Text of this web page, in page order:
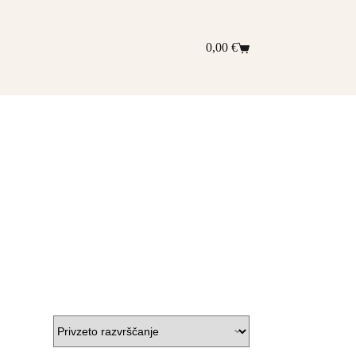
Shopping
0,00 €